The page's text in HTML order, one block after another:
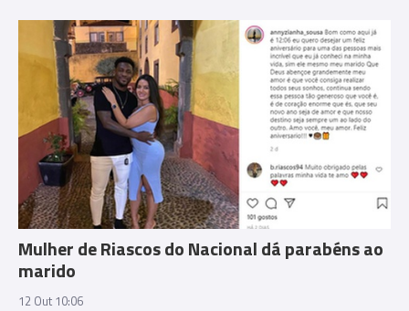
Mulher de Riascos do Nacional dá parabéns ao
marido
12 Out 10:06